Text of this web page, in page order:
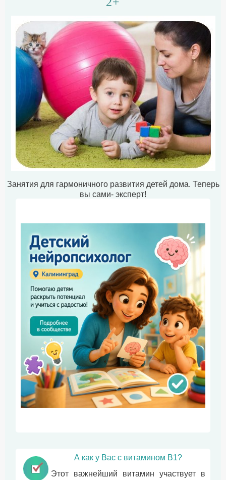
Занятия для гармоничного развития детей дома. Теперь
вы сами- эксперт!
А как у Вас с витамином B1?
Этот важнейший витамин участвует в